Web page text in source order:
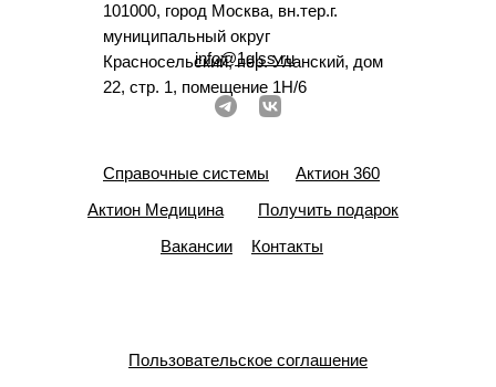
101000, город Москва, вн.тер.г.
муниципальный округ
Красносельский, пер. Уланский, дом
22, стр. 1, помещение 1Н/6
info@1glss.ru
Справочные системы
Актион 360
Актион Медицина
Получить подарок
Вакансии
Контакты
Пользовательское соглашение